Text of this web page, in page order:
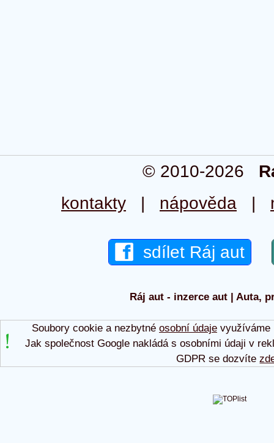
© 2010-2026
kontakty | nápověda |
sdílet Ráj aut
Ráj aut - inzerce aut | Auta,
Soubory cookie a nezbytné osobní údajevyužíváme
Jak společnost Google nakládá s osobními údaji v
GDPR se dozvíte